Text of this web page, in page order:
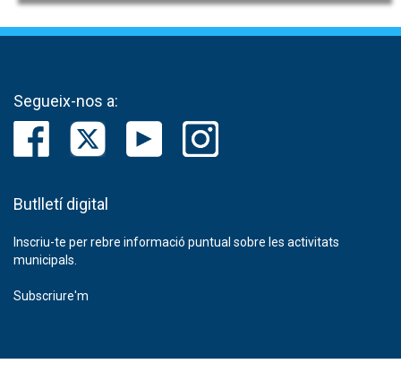
Segueix-nos a:
Butlletí digital
Inscriu-te per rebre informació puntual sobre les activitats
municipals.
Subscriure'm